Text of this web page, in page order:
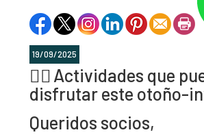
19/09/2025
🧘‍♀️Actividades que
disfrutar este otoño-
Queridos socios,